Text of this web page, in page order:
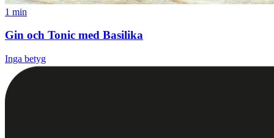
1 min
Gin och Tonic med Basilika
Inga betyg